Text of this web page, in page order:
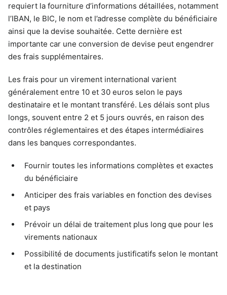
requiert la fourniture d’informations détaillées, notamment
l’IBAN, le BIC, le nom et l’adresse complète du bénéficiaire
ainsi que la devise souhaitée. Cette dernière est
importante car une conversion de devise peut engendrer
des frais supplémentaires.
Les frais pour un virement international varient
généralement entre 10 et 30 euros selon le pays
destinataire et le montant transféré. Les délais sont plus
longs, souvent entre 2 et 5 jours ouvrés, en raison des
contrôles réglementaires et des étapes intermédiaires
dans les banques correspondantes.
Fournir toutes les informations complètes et exactes
du bénéficiaire
Anticiper des frais variables en fonction des devises
et pays
Prévoir un délai de traitement plus long que pour les
virements nationaux
Possibilité de documents justificatifs selon le montant
et la destination